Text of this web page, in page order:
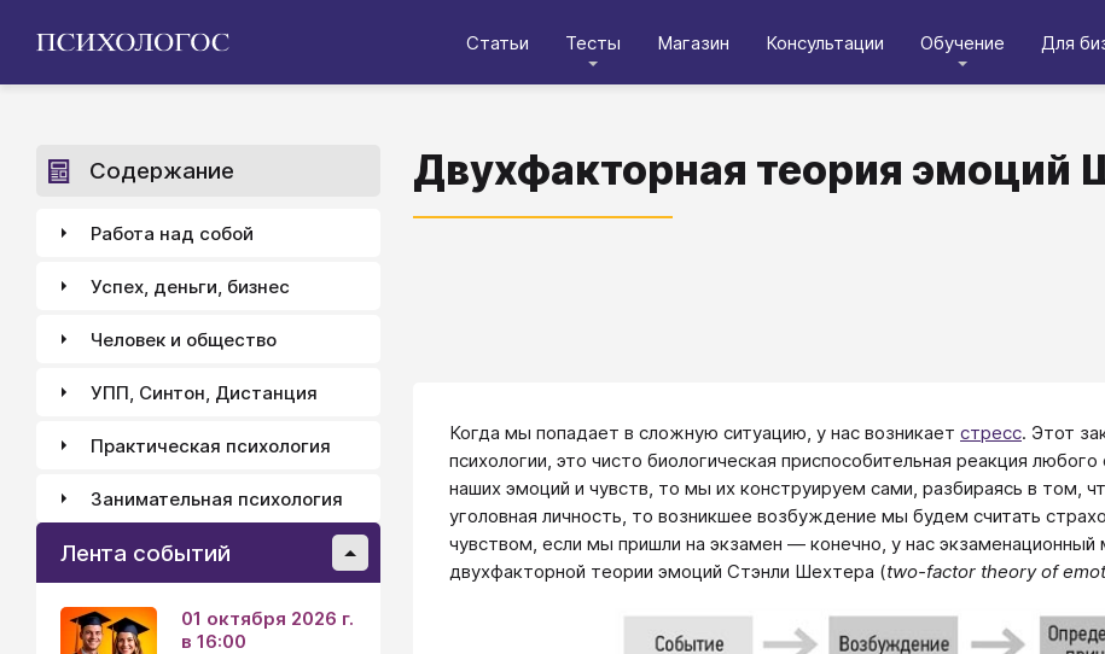
Статьи Тесты Магазин Консультации Обучение Для
Двухфакторная теория эмоций
Когда мы попадает в сложную ситуацию, у нас возникает стресс. Этот
психологии, это чисто биологическая приспособительная реакция
наших эмоций и чувств, то мы их конструируем сами, разбираясь в том,
уголовная личность, то возникшее возбуждение мы будем считать
чувством, если мы пришли на экзамен — конечно, у нас
двухфакторной теории эмоций Стэнли Шехтера (two-factor theory of
Содержание
Работа над собой
Успех, деньги, бизнес
Человек и общество
УПП, Синтон, Дистанция
Практическая психология
Занимательная психология
Лента событий
01 октября 2026 г.
в 16:00